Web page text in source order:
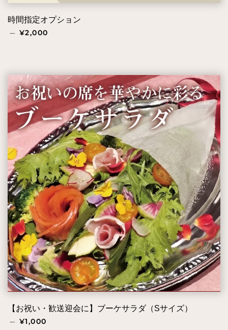
時間指定オプション
— 通常価格
¥2,000
【お祝い・歓送迎会に】ブーケサラダ（Sサイズ）
— 販売価格
¥1,000